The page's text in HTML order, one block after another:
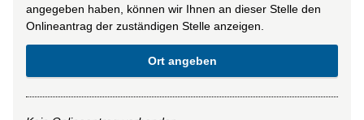
angegeben haben, können wir Ihnen an dieser Stelle den
Onlineantrag der zuständigen Stelle anzeigen.
Ort angeben